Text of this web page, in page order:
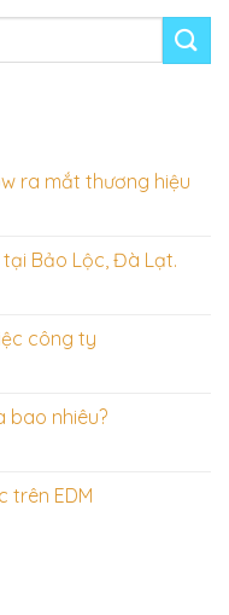
ra mắt thương hiệu
Bảo Lộc, Đà Lạt.
công ty
bao nhiêu?
trên EDM